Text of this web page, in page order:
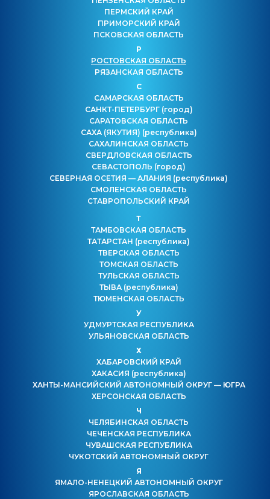
ПЕРМСКИЙ КРАЙ
ПРИМОРСКИЙ КРАЙ
ПСКОВСКАЯ ОБЛАСТЬ
Р
РОСТОВСКАЯ ОБЛАСТЬ
РЯЗАНСКАЯ ОБЛАСТЬ
С
САМАРСКАЯ ОБЛАСТЬ
САНКТ-ПЕТЕРБУРГ (город)
САРАТОВСКАЯ ОБЛАСТЬ
САХА (ЯКУТИЯ) (республика)
САХАЛИНСКАЯ ОБЛАСТЬ
СВЕРДЛОВСКАЯ ОБЛАСТЬ
СЕВАСТОПОЛЬ (город)
СЕВЕРНАЯ ОСЕТИЯ — АЛАНИЯ (республика)
СМОЛЕНСКАЯ ОБЛАСТЬ
СТАВРОПОЛЬСКИЙ КРАЙ
Т
ТАМБОВСКАЯ ОБЛАСТЬ
ТАТАРСТАН (республика)
ТВЕРСКАЯ ОБЛАСТЬ
ТОМСКАЯ ОБЛАСТЬ
ТУЛЬСКАЯ ОБЛАСТЬ
ТЫВА (республика)
ТЮМЕНСКАЯ ОБЛАСТЬ
У
УДМУРТСКАЯ РЕСПУБЛИКА
УЛЬЯНОВСКАЯ ОБЛАСТЬ
Х
ХАБАРОВСКИЙ КРАЙ
ХАКАСИЯ (республика)
ХАНТЫ-МАНСИЙСКИЙ АВТОНОМНЫЙ ОКРУГ — ЮГРА
ХЕРСОНСКАЯ ОБЛАСТЬ
Ч
ЧЕЛЯБИНСКАЯ ОБЛАСТЬ
ЧЕЧЕНСКАЯ РЕСПУБЛИКА
ЧУВАШСКАЯ РЕСПУБЛИКА
ЧУКОТСКИЙ АВТОНОМНЫЙ ОКРУГ
Я
ЯМАЛО-НЕНЕЦКИЙ АВТОНОМНЫЙ ОКРУГ
ЯРОСЛАВСКАЯ ОБЛАСТЬ